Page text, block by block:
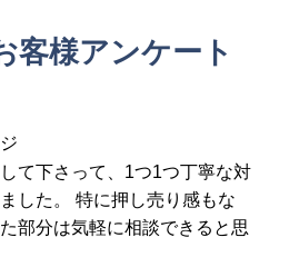
客様アンケート
て下さって、1つ1つ丁寧な対
した。 特に押し売り感もな
部分は気軽に相談できると思